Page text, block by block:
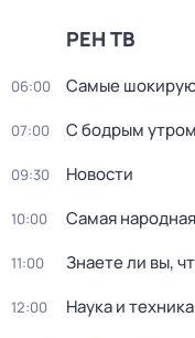
РЕН ТВ
06:00 Самые
07:00 С бодрым
09:30 Новости
10:00 Самая
11:00 Знаете ли вы,
12:00 Наука и техника